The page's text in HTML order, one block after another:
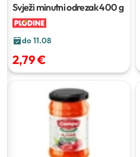
Svježi minutni odrezak400 g
do 11.08
2,79 €